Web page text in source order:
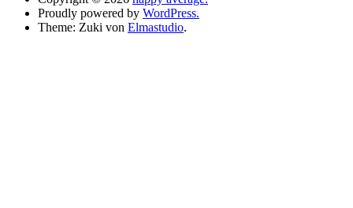
Proudly powered by WordPress.
Theme: Zuki von Elmastudio.